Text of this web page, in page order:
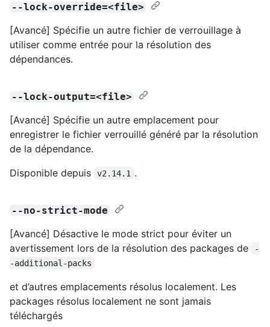
--lock-override=<file>
[Avancé] Spécifie un autre fichier de verrouillage à
utiliser comme entrée pour la résolution des
dépendances.
--lock-output=<file>
[Avancé] Spécifie un autre emplacement pour
enregistrer le fichier verrouillé généré par la résolution
de la dépendance.
Disponible depuis
v2.14.1 .
--no-strict-mode
[Avancé] Désactive le mode strict pour éviter un
avertissement lors de la résolution des packages de
-
-additional-packs
et d’autres emplacements résolus localement. Les
packages résolus localement ne sont jamais
téléchargés